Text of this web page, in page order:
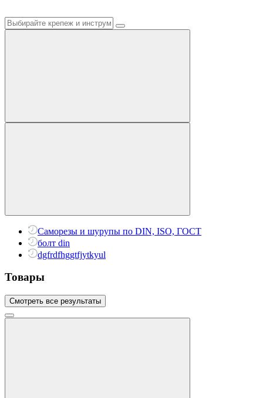
Саморезы и шурупы по DIN, ISO, ГОСТ
болт din
dgfrdfhggtfjytkyul
Товары
Смотреть все результаты